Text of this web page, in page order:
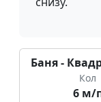
Баня -
Кол
6 м/